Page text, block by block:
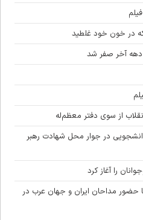
در خون خود غلطید
دهه آخر صفر شد
از سوی دفتر معظم‌له
در جوار محل شهادت رهبر
را آغاز کرد
با حضور مداحان ایران و جهان عرب در